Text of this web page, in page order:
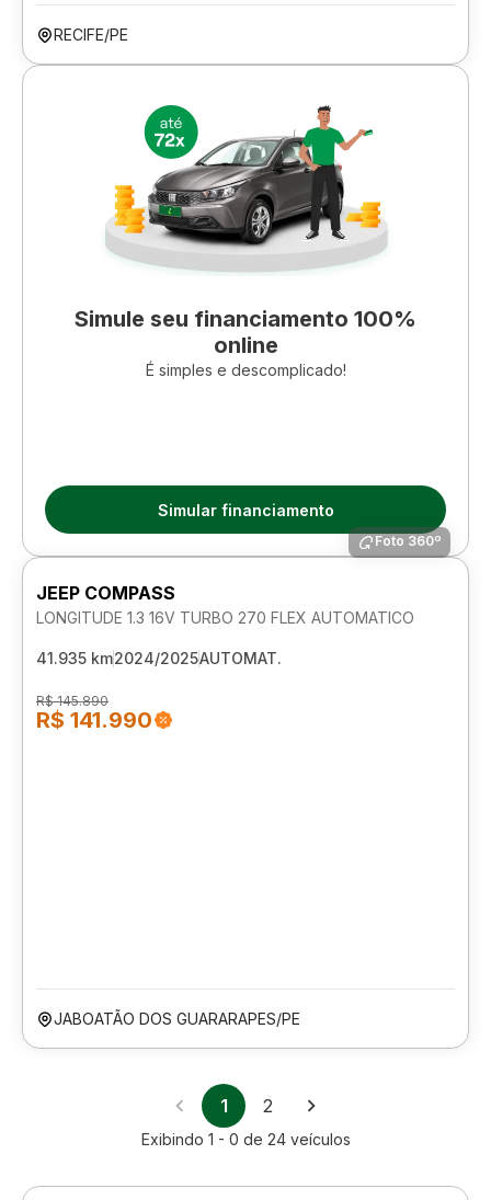
RECIFE/PE
Simule seu financiamento 100%
online
É simples e descomplicado!
Simular financiamento
Foto 360º
JEEP COMPASS
LONGITUDE 1.3 16V TURBO 270 FLEX AUTOMATICO
41.935 km2024/2025AUTOMAT.
R$ 145.890
R$ 141.990
JABOATÃO DOS GUARARAPES/PE
1 2
Exibindo 1 - 0 de 24 veículos